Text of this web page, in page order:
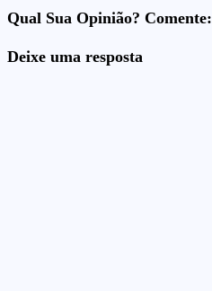
Qual Sua Opinião? Comente:
Deixe uma resposta